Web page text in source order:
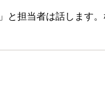
と担当者は話します